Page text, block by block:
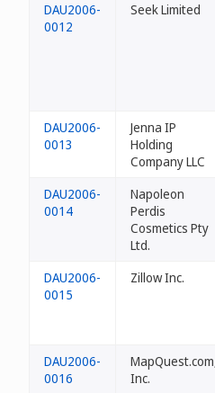
DAU2006-
0012
Seek Limited
DAU2006-
0013
Jenna IP
Holding
Company LLC
DAU2006-
0014
Napoleon
Perdis
Cosmetics Pty
Ltd.
DAU2006-
0015
Zillow Inc.
DAU2006-
0016
Inc.